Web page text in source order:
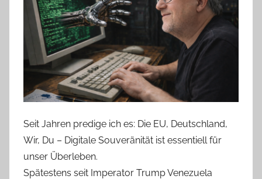
Seit Jahren predige ich es: Die EU, Deutschland,
Wir, Du – Digitale Souveränität ist essentiell für
unser Überleben.
Spätestens seit Imperator Trump Venezuela